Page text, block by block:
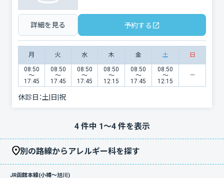
詳細を見る 予約する
月 火 水 木 金 土 日
08:50
〜
17:45
08:50
〜
17:45
08:50
〜
17:45
08:50
〜
12:15
08:50
〜
17:45
08:50
〜
12:15
休診日：土|日|祝
4件中 1〜4件を表示
別の路線からアレルギー科を探す
JR函館本線(小樽～旭川)